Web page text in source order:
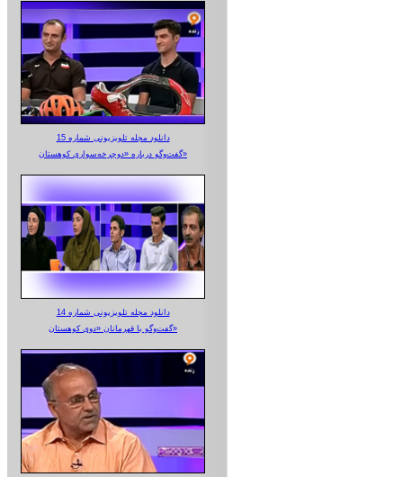
دانلود مجله تلویزیونی شماره 15
گفت‌وگو درباره «دوچرخه‌سواری کوهستان»
دانلود مجله تلویزیونی شماره 14
گفت‌وگو با قهرمانان «دوی کوهستان»